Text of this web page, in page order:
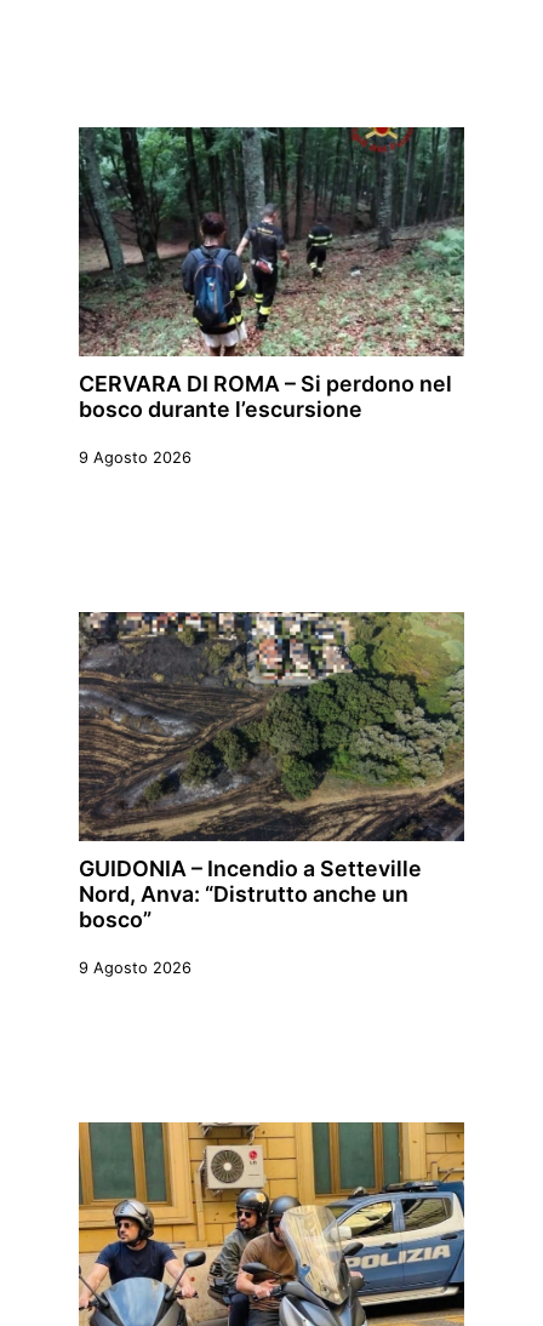
CERVARA DI ROMA – Si perdono nel
bosco durante l’escursione
9 Agosto 2026
GUIDONIA – Incendio a Setteville
Nord, Anva: “Distrutto anche un
bosco”
9 Agosto 2026